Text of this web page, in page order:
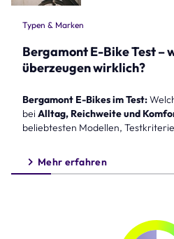
Typen & Marken
Bergamont E-Bike Test –
überzeugen wirklich?
Bergamont E-Bikes im Test:
bei Alltag, Reichweite und
beliebtesten Modellen,
Mehr erfahren